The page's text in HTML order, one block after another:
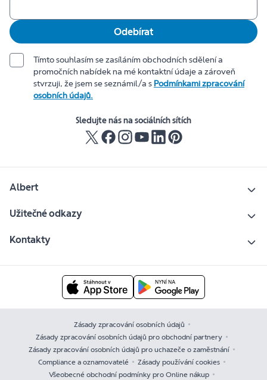
Odebírat
Tímto souhlasím se zasíláním obchodních sdělení a
promočních nabídek na mé kontaktní údaje a zároveň
stvrzuji, že jsem se seznámil/a s Podmínkami zpracování
osobních údajů.
Sledujte nás na sociálních sítích
Albert
Užitečné odkazy
Kontakty
Zásady zpracování osobních údajů
Zásady zpracování osobních údajů pro obchodní partnery
Zásady zpracování osobních údajů pro uchazeče o zaměstnání
Compliance a oznamovatelé
Zásady používání cookies
Všeobecné obchodní podmínky pro Online nákup